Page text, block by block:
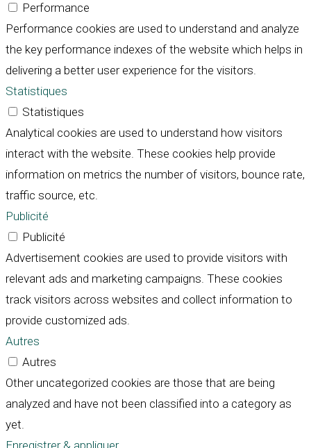
Performance
Performance cookies are used to understand and analyze
the key performance indexes of the website which helps in
delivering a better user experience for the visitors.
Statistiques
Statistiques
Analytical cookies are used to understand how visitors
interact with the website. These cookies help provide
information on metrics the number of visitors, bounce rate,
traffic source, etc.
Publicité
Publicité
Advertisement cookies are used to provide visitors with
relevant ads and marketing campaigns. These cookies
track visitors across websites and collect information to
provide customized ads.
Autres
Autres
Other uncategorized cookies are those that are being
analyzed and have not been classified into a category as
yet.